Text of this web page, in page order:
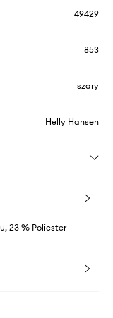
49429
853
szary
Helly Hansen
23 % Poliester